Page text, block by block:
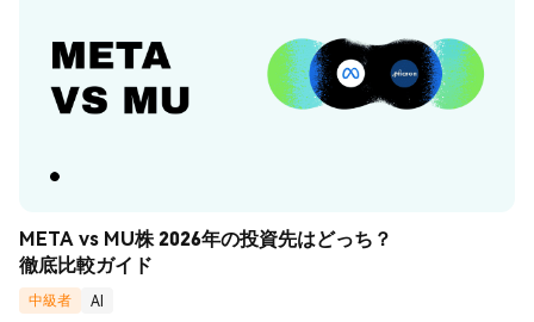
META vs MU株 2026年の投資先はどっち？
徹底比較ガイド
中級者
AI